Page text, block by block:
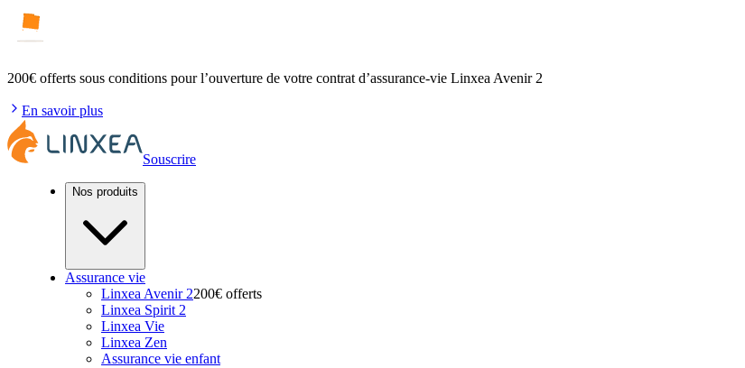
200€ offerts sous conditions pour l’ouverture de votre contrat d’assurance-vie Linxea Avenir 2
En savoir plus
Souscrire
Nos produits
Assurance vie
Linxea Avenir 2200€ offerts
Linxea Spirit 2
Linxea Vie
Linxea Zen
Assurance vie enfant